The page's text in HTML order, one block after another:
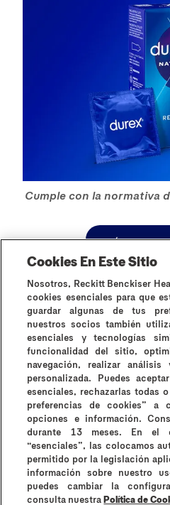
Cumple con la normativa
Fuentes:
Vaginitis, Mayo Clinic
RB-M-49194
¿Por qué Durex?Historia
Preguntas frecuentes
Contraindicaciones e
Términos y condiciones
Cookies En Este Sitio
Nosotros, Reckitt Benckiser
cookies esenciales para que
guardar algunas de tus
nuestros socios también
esenciales y tecnologías
funcionalidad del sitio,
navegación, realizar
personalizada. Puedes
esenciales, rechazarlas todas
preferencias de cookies” a
opciones e información.
durante 13 meses. En el
“esenciales”, las colocamos
permitido por la legislación
información sobre nuestro
puedes cambiar la
consulta nuestraPolítica de